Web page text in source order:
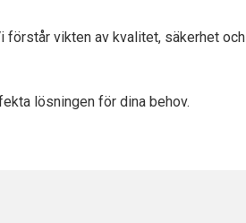
förstår vikten av kvalitet, säkerhet och
lösningen för dina behov.